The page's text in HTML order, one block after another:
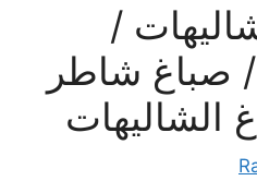
/
66405052 / صباغ شاطر
الشاليهات